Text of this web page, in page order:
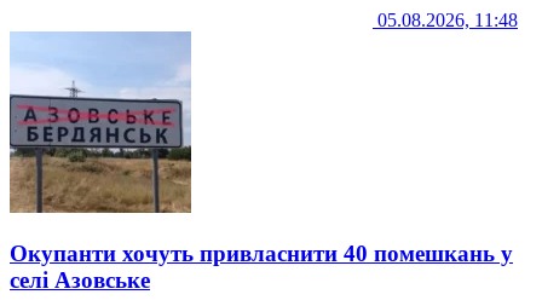
05.08.2026, 11:48
Окупанти хочуть привласнити 40 помешкань у
селі Азовське